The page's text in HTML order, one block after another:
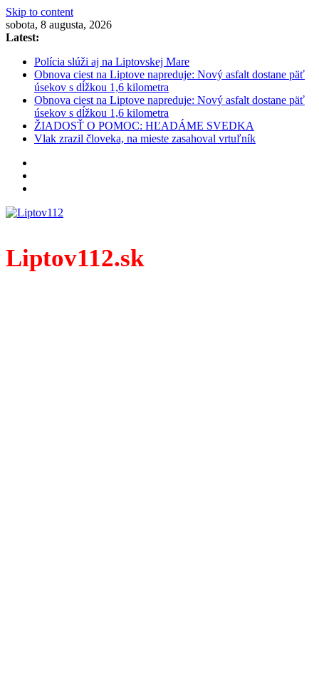
Skip to content
sobota, 8 augusta, 2026
Latest:
Polícia slúži aj na Liptovskej Mare
Obnova ciest na Liptove napreduje: Nový asfalt dostane päť
úsekov s dĺžkou 1,6 kilometra
Obnova ciest na Liptove napreduje: Nový asfalt dostane päť
úsekov s dĺžkou 1,6 kilometra
ŽIADOSŤ O POMOC: HĽADÁME SVEDKA
Vlak zrazil človeka, na mieste zasahoval vrtuľník
Liptov112.sk